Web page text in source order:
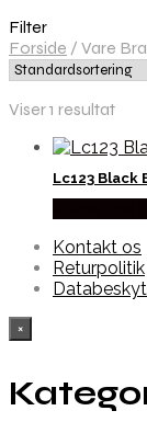
Filter
Forside / Vare
Viser 1 resultat
Lc123
Kontakt os
Returpolitik
×